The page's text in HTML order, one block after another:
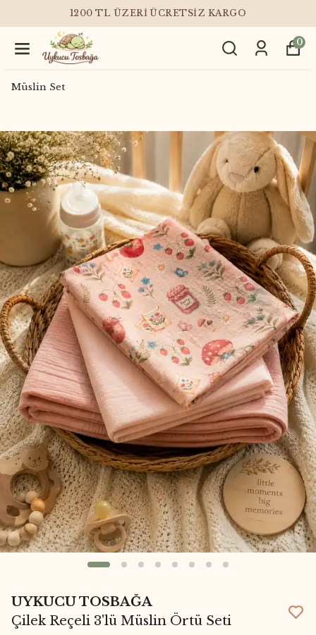
1200 TL ÜZERI ÜCRETSIZ KARGO
0
Müslin Set
UYKUCU TOSBAĞA
Çilek Reçeli 3'lü Müslin Örtü Seti